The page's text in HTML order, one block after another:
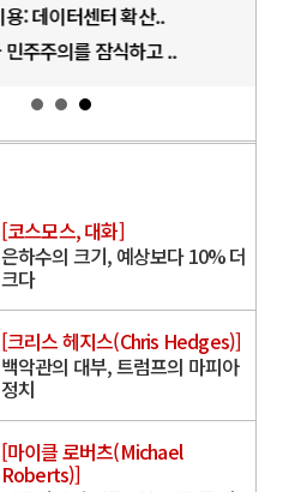
우크라이나, 덴마크, 에스토니아,
러·우크라, 대규모 공습 주고받
[코스모스, 대화]
은하수의 크기, 예상보다 10% 더
크다
[크리스 헤지스(Chris Hedges)]
백악관의 대부, 트럼프의 마피아
정치
[마이클 로버츠(Michael
Roberts)]